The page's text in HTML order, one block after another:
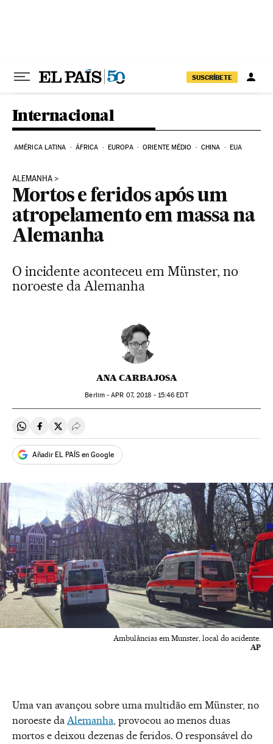
SUSCRÍBETE
Internacional
AMÉRICA LATINA ÁFRICA EUROPA ORIENTE MÉDIO CHINA EUA
ALEMANHA
Mortos e feridos após um
atropelamento em massa na
Alemanha
O incidente aconteceu em Münster, no
noroeste da Alemanha
ANA CARBAJOSA
Berlim -APR 07, 2018 - 15:46 EDT
Compartir en Whatsapp
Compartir en Facebook
Compartir en Twitter
Desplegar Redes Sociales
Añadir EL PAÍS en Google
Ambulâncias em Munster, local do acidente.
AP
Uma van avançou sobre uma multidão em Münster, no
noroeste da Alemanha, provocou ao menos duas
mortos e deixou dezenas de feridos. O responsável do